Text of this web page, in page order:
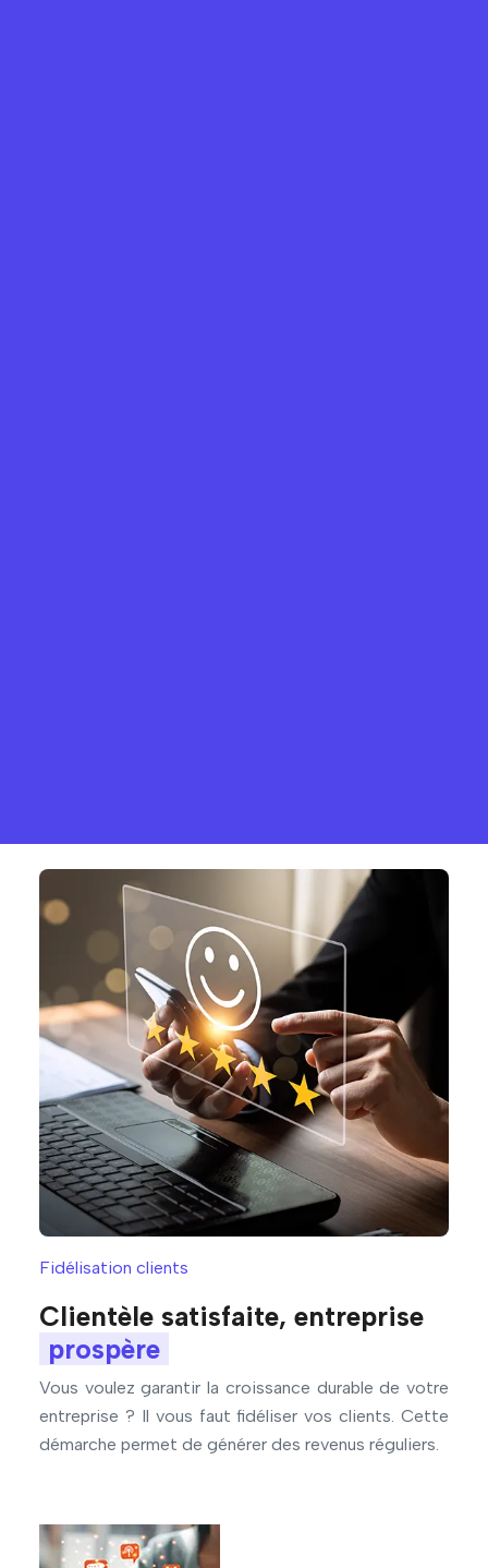
Fidélisation clients
Clientèle satisfaite, entreprise
prospère
Vous voulez garantir la croissance durable de votre
entreprise ? Il vous faut fidéliser vos clients. Cette
démarche permet de générer des revenus réguliers.